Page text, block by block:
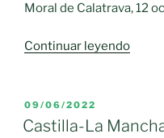
Moral de Calatrava, 12
Continuar leyendo«EL
PUBLICADO
EL
09/06/2022
Castilla-La